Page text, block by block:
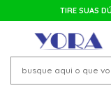
TIRE SUAS